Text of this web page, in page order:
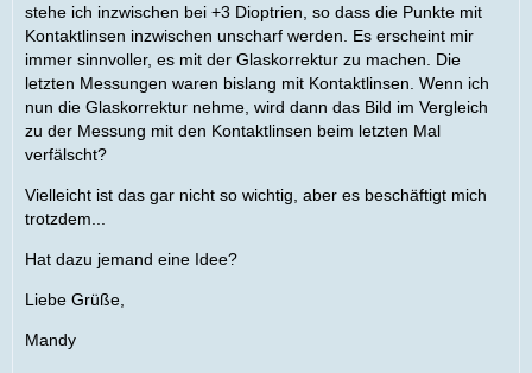
stehe ich inzwischen bei +3 Dioptrien, so dass die Punkte mit
Kontaktlinsen inzwischen unscharf werden. Es erscheint mir
immer sinnvoller, es mit der Glaskorrektur zu machen. Die
letzten Messungen waren bislang mit Kontaktlinsen. Wenn ich
nun die Glaskorrektur nehme, wird dann das Bild im Vergleich
zu der Messung mit den Kontaktlinsen beim letzten Mal
verfälscht?
Vielleicht ist das gar nicht so wichtig, aber es beschäftigt mich
trotzdem...
Hat dazu jemand eine Idee?
Liebe Grüße,
Mandy